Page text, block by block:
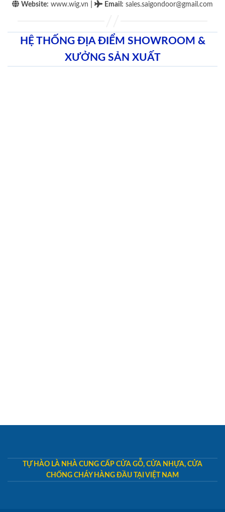
Website: www.wig.vn Email : sales.saigondoor@gmail.com
HỆ THỐNG ĐỊA ĐIỂM SHOWROOM &
XƯỞNG SẢN XUẤT
TỰ HÀO LÀ NHÀ CUNG CẤP CỬA GỖ, CỬA NHỰA, CỬA
CHỐNG CHÁY HÀNG ĐẦU TẠI VIỆT NAM